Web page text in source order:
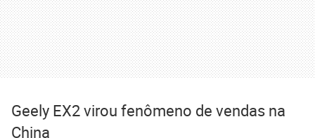
Geely EX2 virou fenômeno de vendas na
China